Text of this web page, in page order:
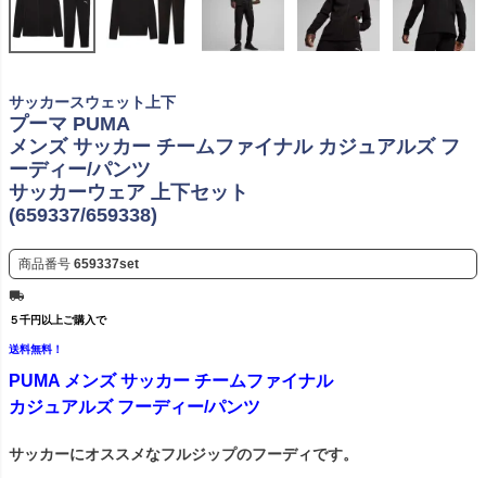
サッカースウェット上下
プーマ PUMA
メンズ サッカー チームファイナル カジュアルズ フ
ーディー/パンツ
サッカーウェア 上下セット
(659337/659338)
商品番号 659337set
５千円以上ご購入で
送料無料！
PUMA メンズ サッカー チームファイナル
カジュアルズ フーディー/パンツ
サッカーにオススメなフルジップのフーディです。